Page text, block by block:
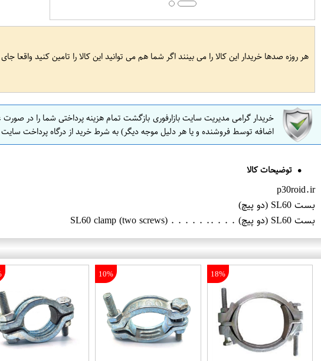
هر روزه صدها خریدار این کالا را می بینند اگر شما هم می توانید این کالا را تامین کنید واقعا جای
خریدار گرامی مدیریت سایت بازارفوری بازگشت تمام هزینه پرداختی شما را در
اضافه توسط فروشنده و یا هر دلیل موجه دیگر) به شرط خرید از درگاه پرداخت
توضیحات کالا
p30roid.ir
بست SL60 (دو پیچ)
بست SL60 (دو پیچ) . . . .. . . . . . SL60 clamp (two screws)
18%
10%